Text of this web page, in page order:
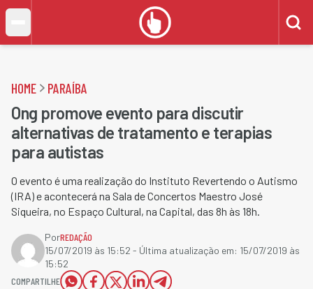
HOME PARAÍBA
Ong promove evento para discutir
alternativas de tratamento e terapias
para autistas
O evento é uma realização do Instituto Revertendo o Autismo
(IRA) e acontecerá na Sala de Concertos Maestro José
Siqueira, no Espaço Cultural, na Capital, das 8h às 18h.
PorREDAÇÃO
15/07/2019 às 15:52 - Última atualização em: 15/07/2019 às
15:52
COMPARTILHE